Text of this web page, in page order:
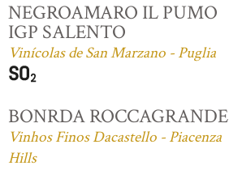
NEGROAMARO IL PUMO
IGP SALENTO
Vinícolas de San Marzano - Puglia
BONRDA ROCCAGRANDE
Vinhos Finos Dacastello - Piacenza
Hills